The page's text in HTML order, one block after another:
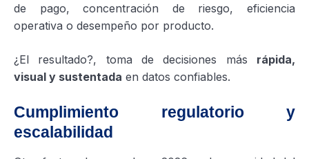
de pago, concentración de riesgo, eficiencia
operativa o desempeño por producto.
¿El resultado?, toma de decisiones más rápida,
visual y sustentada en datos confiables.
Cumplimiento regulatorio y
escalabilidad